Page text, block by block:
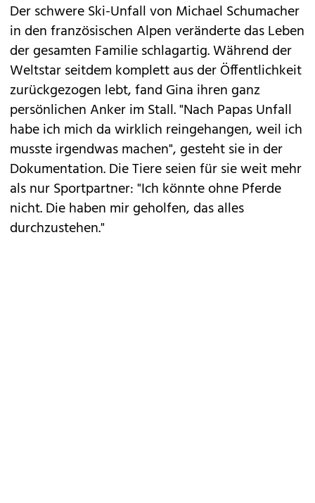
Der schwere Ski-Unfall von Michael Schumacher
in den französischen Alpen veränderte das Leben
der gesamten Familie schlagartig. Während der
Weltstar seitdem komplett aus der Öffentlichkeit
zurückgezogen lebt, fand Gina ihren ganz
persönlichen Anker im Stall. "Nach Papas Unfall
habe ich mich da wirklich reingehangen, weil ich
musste irgendwas machen", gesteht sie in der
Dokumentation. Die Tiere seien für sie weit mehr
als nur Sportpartner: "Ich könnte ohne Pferde
nicht. Die haben mir geholfen, das alles
durchzustehen."